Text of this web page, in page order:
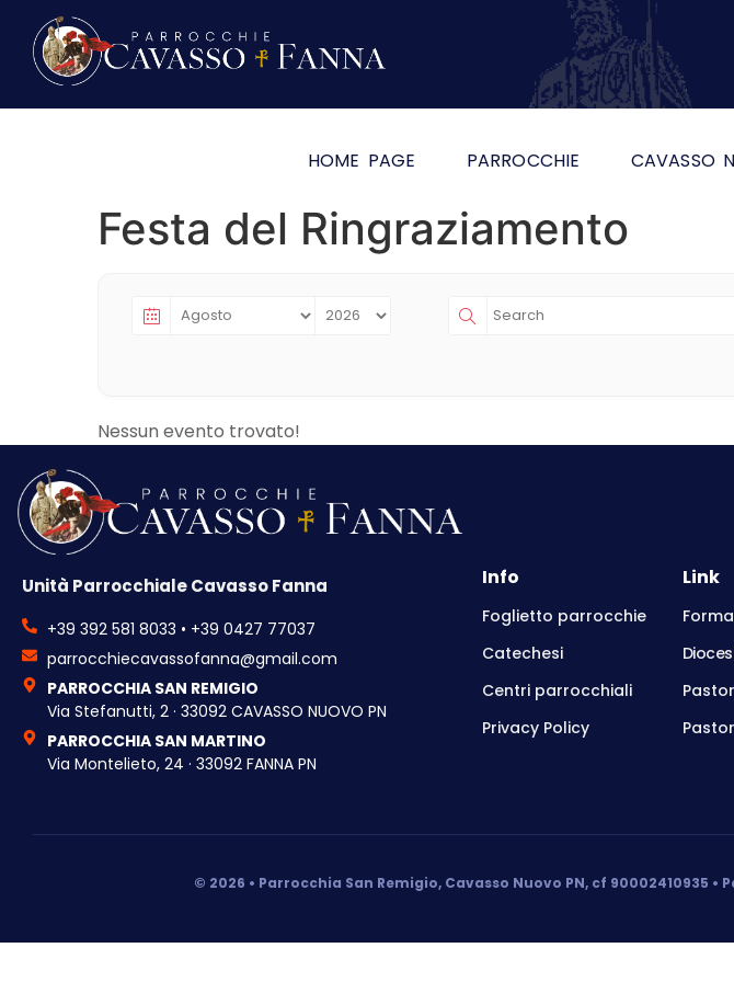
HOME PAGE PARROCCHIE CAVASSO
Festa del Ringraziamento
Nessun evento trovato!
Unità Parrocchiale Cavasso Fanna
+39 392 581 8033 • +39 0427 77037
parrocchiecavassofanna@gmail.com
PARROCCHIA SAN REMIGIO
Via Stefanutti, 2 · 33092 CAVASSO NUOVO PN
PARROCCHIA SAN MARTINO
Via Montelieto, 24 · 33092 FANNA PN
Info
Foglietto parrocchie
Catechesi
Centri parrocchiali
Privacy Policy
Link
© 2026 • Parrocchia San Remigio, Cavasso Nuovo PN, cf 90002410935 •